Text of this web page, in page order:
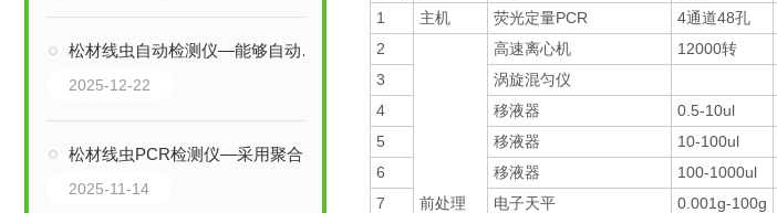
松材线虫自动检测仪—能够自动化提取和分析样本，大幅提高检测效率和准确性
2025-12-22
松材线虫PCR检测仪—采用聚合酶链式反应技术，实现病原体的高灵敏度检测
2025-11-14
1
主机 荧光定量PCR 4通道48孔
2
前处理
高速离心机 12000转
3
涡旋混匀仪
4
移液器 0.5-10ul
5
移液器 10-100ul
6
移液器 100-1000ul
7
电子天平 0.001g-100g